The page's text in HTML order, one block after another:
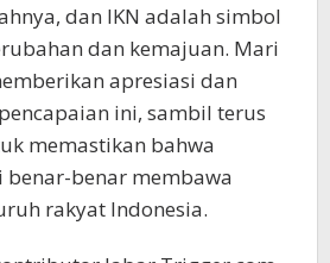
dan IKN adalah simbol
dan kemajuan. Mari
apresiasi dan
ini, sambil terus
memastikan bahwa
benar membawa
rakyat Indonesia.